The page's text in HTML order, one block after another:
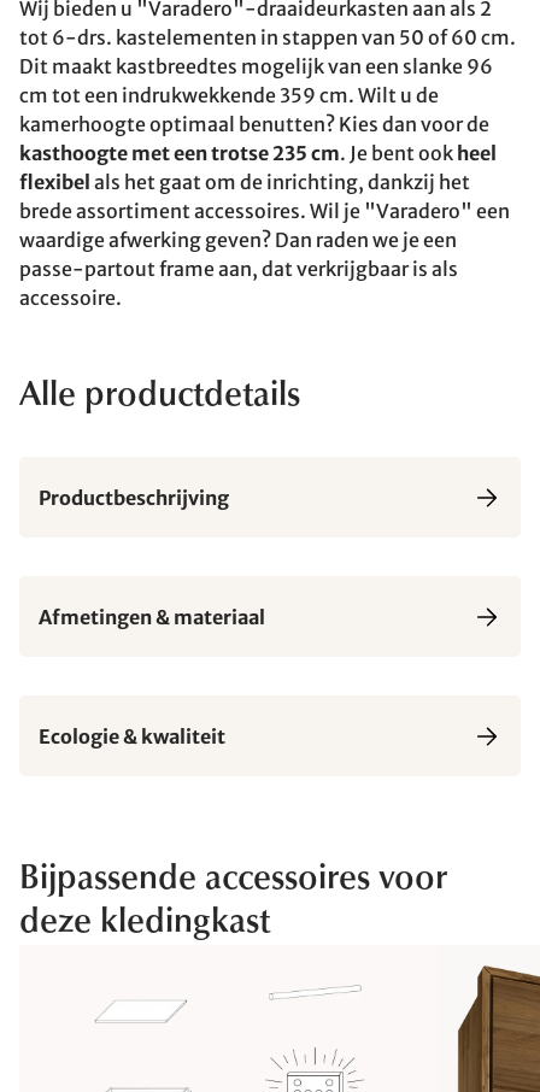
Wij bieden u "Varadero"-draaideurkasten aan als 2
tot 6-drs. kastelementen in stappen van 50 of 60 cm.
Dit maakt kastbreedtes mogelijk van een slanke 96
cm tot een indrukwekkende 359 cm. Wilt u de
kamerhoogte optimaal benutten? Kies dan voor de
kasthoogte met een trotse 235 cm. Je bent ook heel
flexibel als het gaat om de inrichting, dankzij het
brede assortiment accessoires. Wil je "Varadero" een
waardige afwerking geven? Dan raden we je een
passe-partout frame aan, dat verkrijgbaar is als
accessoire.
Alle productdetails
Productbeschrijving
Afmetingen & materiaal
Ecologie & kwaliteit
Bijpassende accessoires voor
deze kledingkast